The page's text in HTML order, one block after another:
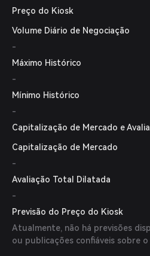
Preço do Kiosk
Volume Diário de Negociação
-
Máximo Histórico
-
Mínimo Histórico
-
Capitalização de Mercado e
Capitalização de Mercado
-
Avaliação Total Dilatada
-
Previsão do Preço do Kiosk
Atualmente, não há previsões
ou publicações confiáveis sobre